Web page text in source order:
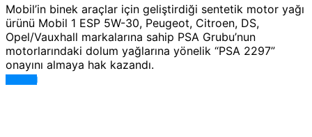
Mobil’in binek araçlar için geliştirdiği sentetik motor yağı
ürünü Mobil 1 ESP 5W-30, Peugeot, Citroen, DS,
Opel/Vauxhall markalarına sahip PSA Grubu’nun
motorlarındaki dolum yağlarına yönelik “PSA 2297”
onayını almaya hak kazandı.
DEVAMI